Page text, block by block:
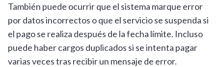
También puede ocurrir que el sistema marque error
por datos incorrectos o que el servicio se suspenda si
el pago se realiza después de la fecha límite. Incluso
puede haber cargos duplicados si se intenta pagar
varias veces tras recibir un mensaje de error.